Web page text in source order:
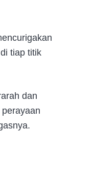
tiap titik
dan